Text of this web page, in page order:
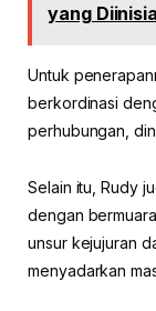
yang
Untuk
berkordinasi
perhubungan,
Selain itu, Rudy
dengan
unsur kejujuran
menyadarkan